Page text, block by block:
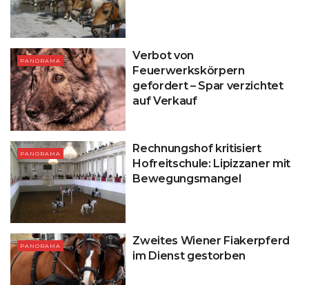
PANORAMA
Verbot von
Feuerwerkskörpern
gefordert – Spar verzichtet
auf Verkauf
PANORAMA
Rechnungshof kritisiert
Hofreitschule: Lipizzaner mit
Bewegungsmangel
PANORAMA
Zweites Wiener Fiakerpferd
im Dienst gestorben